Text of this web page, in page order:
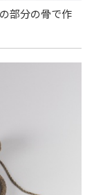
部分の骨で作